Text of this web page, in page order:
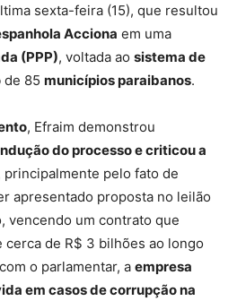
sexta-feira (15), que resultou
Acciona em uma
(PPP), voltada ao sistema de
de 85 municípios paraibanos.
, Efraim demonstrou
do processo e criticou a
principalmente pelo fato de
apresentado proposta no leilão
vencendo um contrato que
de R$ 3 bilhões ao longo
o parlamentar, a empresa
em casos de corrupção na